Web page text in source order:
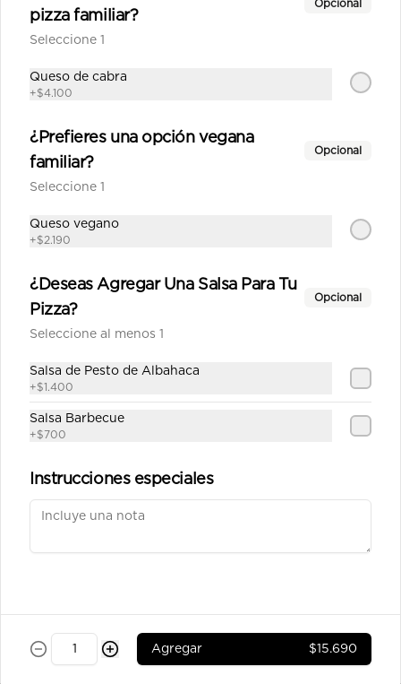
Mechada mediana
Salsa de tomate casera, queso,
Mediterránea mediana
Salsa de tomate casera, queso,
tomate,aceitunas, pimentón orégano.
Pepperoni mediana
Salsa de tomate casera, queso,
pepperoni, orégano.
pizza familiar?
Opcional
Seleccione 1
Queso de cabra
+$4.100
¿Prefieres una opción vegana
familiar?
Opcional
Seleccione 1
Queso vegano
+$2.190
¿Deseas Agregar Una Salsa Para Tu
Pizza?
Opcional
Seleccione al menos 1
Salsa de Pesto de Albahaca
+$1.400
Salsa Barbecue
+$700
Instrucciones especiales
Agregar $15.690